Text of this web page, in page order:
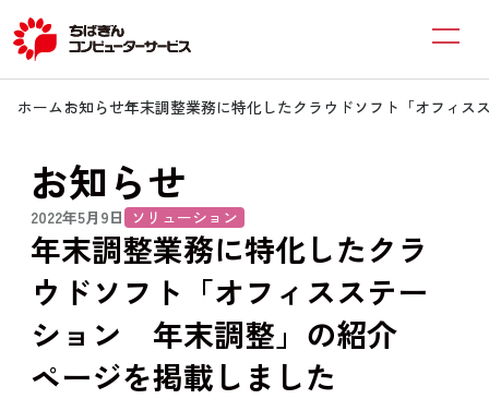
ホームお知らせ年末調整業務に特化したクラウドソフト「オフィ
お知らせ
2022年5月9日 ソリューション
年末調整業務に特化したクラ
ウドソフト「オフィスステー
ション 年末調整」の紹介
ページを掲載しました